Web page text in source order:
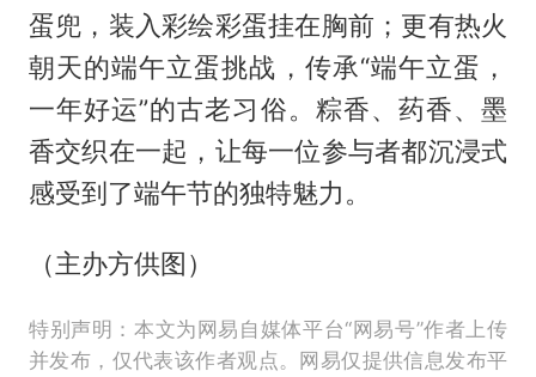
蛋兜，装入彩绘彩蛋挂在胸前；更有热火
朝天的端午立蛋挑战，传承“端午立蛋，
一年好运”的古老习俗。粽香、药香、墨
香交织在一起，让每一位参与者都沉浸式
感受到了端午节的独特魅力。
（主办方供图）
特别声明：本文为网易自媒体平台“网易号”作者上传
并发布，仅代表该作者观点。网易仅提供信息发布平